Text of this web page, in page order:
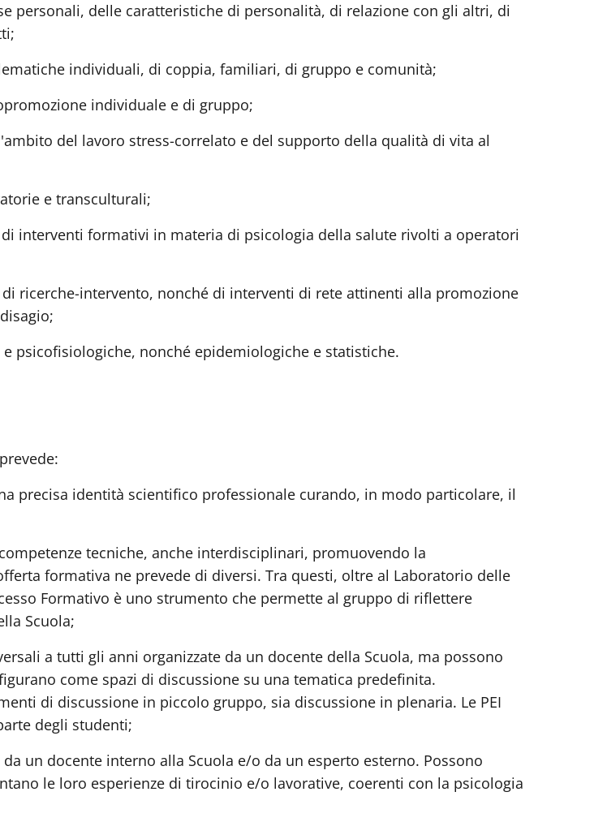
personali, delle caratteristiche di personalità, di relazione con gli altri, di
individuali, di coppia, familiari, di gruppo e comunità;
individuale e di gruppo;
del lavoro stress-correlato e del supporto della qualità di vita al
e transculturali;
interventi formativi in materia di psicologia della salute rivolti a operatori
ricerche-intervento, nonché di interventi di rete attinenti alla promozione
psicofisiologiche, nonché epidemiologiche e statistiche.
precisa identità scientifico professionale curando, in modo particolare, il
tecniche, anche interdisciplinari, promuovendo la
formativa ne prevede di diversi. Tra questi, oltre al Laboratorio delle
Formativo è uno strumento che permette al gruppo di riflettere
Scuola;
a tutti gli anni organizzate da un docente della Scuola, ma possono
come spazi di discussione su una tematica predefinita.
di discussione in piccolo gruppo, sia discussione in plenaria. Le PEI
degli studenti;
un docente interno alla Scuola e/o da un esperto esterno. Possono
le loro esperienze di tirocinio e/o lavorative, coerenti con la psicologia